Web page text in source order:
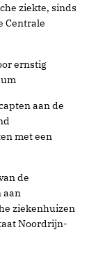
ziekte, sinds
Centrale
ernstig
aan de
met een
de
aan
ziekenhuizen
Noordrijn-